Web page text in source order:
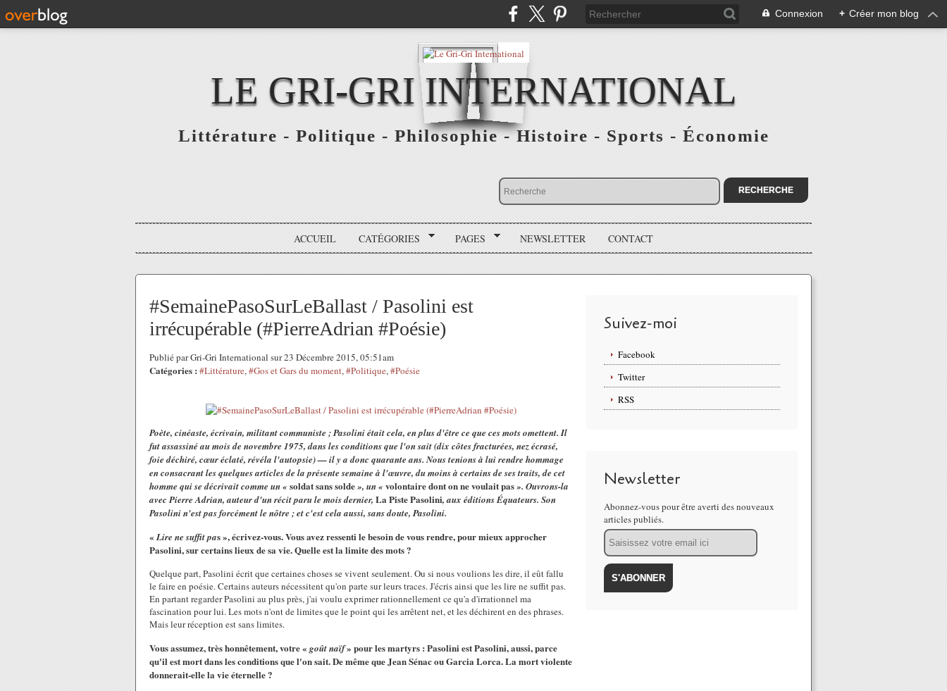
Connexion + Créer mon blog
LE GRI-GRI INTERNATIONAL
Littérature - Politique - Philosophie - Histoire - Sports - Économie
ACCUEIL CATÉGORIES PAGES NEWSLETTER CONTACT
#SemainePasoSurLeBallast / Pasolini est
irrécupérable (#PierreAdrian #Poésie)
Publié par Gri-Gri International sur 23 Décembre 2015, 05:51am
Catégories : #Littérature,#Gos et Gars du moment,#Politique,#Poésie
Poète, cinéaste, écrivain, militant communiste ; Pasolini était cela, en plus d'être ce que ces mots omettent. Il
fut assassiné au mois de novembre 1975, dans les conditions que l'on sait (dix côtes fracturées, nez écrasé,
foie déchiré, cœur éclaté, révéla l'autopsie) — il y a donc quarante ans. Nous tenions à lui rendre hommage
en consacrant les quelques articles de la présente semaine à l'œuvre, du moins à certains de ses traits, de cet
homme qui se décrivait comme un « soldat sans solde», un « volontaire dont on ne voulait pas». Ouvrons-la
avec Pierre Adrian, auteur d'un récit paru le mois dernier, La Piste Pasolini, aux éditions Équateurs. Son
Pasolini n'est pas forcément le nôtre ; et c'est cela aussi, sans doute, Pasolini.
« Lire ne suffit pas », écrivez-vous. Vous avez ressenti le besoin de vous rendre, pour mieux approcher
Pasolini, sur certains lieux de sa vie. Quelle est la limite des mots ?
Quelque part, Pasolini écrit que certaines choses se vivent seulement. Ou si nous voulions les dire, il eût fallu
le faire en poésie. Certains auteurs nécessitent qu'on parte sur leurs traces. J'écris ainsi que les lire ne suffit pas.
En partant regarder Pasolini au plus près, j'ai voulu exprimer rationnellement ce qu'a d'irrationnel ma
fascination pour lui. Les mots n'ont de limites que le point qui les arrêtent net, et les déchirent en des phrases.
Mais leur réception est sans limites.
Vous assumez, très honnêtement, votre « goût naïf» pour les martyrs : Pasolini est Pasolini, aussi, parce
qu'il est mort dans les conditions que l'on sait. De même que Jean Sénac ou Garcia Lorca. La mort violente
donnerait-elle la vie éternelle ?
Suivez-moi
Facebook
Twitter
RSS
Newsletter
Abonnez-vous pour être averti des nouveaux
articles publiés.
Email